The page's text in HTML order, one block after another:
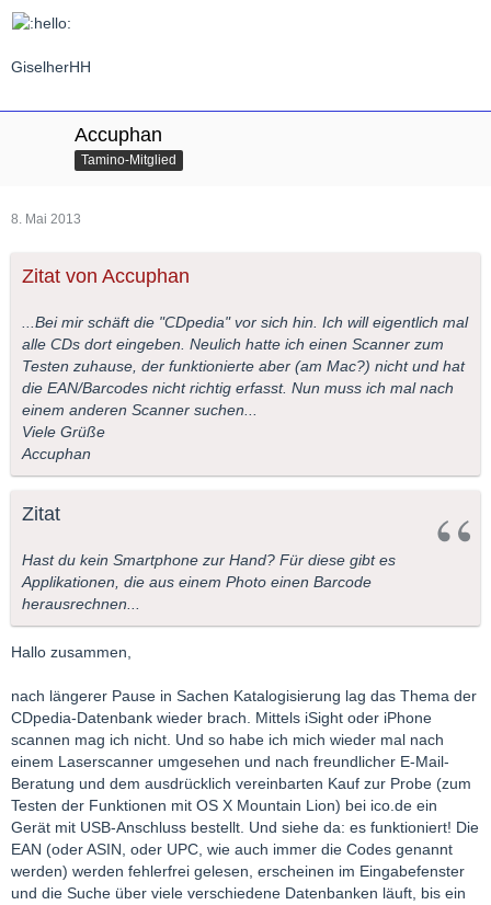
GiselherHH
Accuphan
Tamino-Mitglied
8. Mai 2013
Zitat von Accuphan
...Bei mir schäft die "CDpedia" vor sich hin. Ich will eigentlich mal
alle CDs dort eingeben. Neulich hatte ich einen Scanner zum
Testen zuhause, der funktionierte aber (am Mac?) nicht und hat
die EAN/Barcodes nicht richtig erfasst. Nun muss ich mal nach
einem anderen Scanner suchen...
Viele Grüße
Accuphan
Zitat
Hast du kein Smartphone zur Hand? Für diese gibt es
Applikationen, die aus einem Photo einen Barcode
herausrechnen...
Hallo zusammen,
nach längerer Pause in Sachen Katalogisierung lag das Thema der
CDpedia-Datenbank wieder brach. Mittels iSight oder iPhone
scannen mag ich nicht. Und so habe ich mich wieder mal nach
einem Laserscanner umgesehen und nach freundlicher E-Mail-
Beratung und dem ausdrücklich vereinbarten Kauf zur Probe (zum
Testen der Funktionen mit OS X Mountain Lion) bei ico.de ein
Gerät mit USB-Anschluss bestellt. Und siehe da: es funktioniert! Die
EAN (oder ASIN, oder UPC, wie auch immer die Codes genannt
werden) werden fehlerfrei gelesen, erscheinen im Eingabefenster
und die Suche über viele verschiedene Datenbanken läuft, bis ein